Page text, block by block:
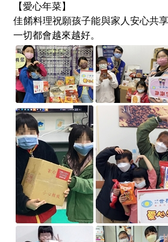
【愛心年菜】
佳餚料理祝願孩子能與家人安心共
一切都會越來越好。